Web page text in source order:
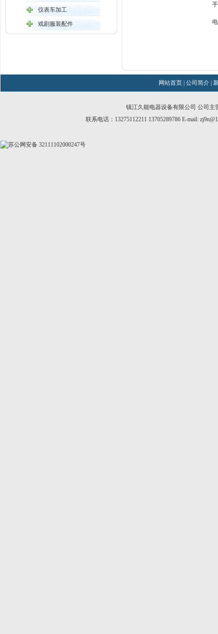
仪表车加工
戏剧服装配件
网站首页 公司简介
镇江久能电器设备有限公司 公司主
联系电话：13275112211 13705289786 E-mail:
苏公网安备 32111102000247号